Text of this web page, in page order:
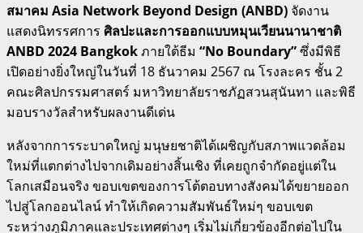
สมาคม Asia Network Beyond Design (ANBD) จัดงาน
แสดงนิทรรศการ ศิลปะและการออกแบบหมุนเวียนนานาชาติ
ANBD 2024 Bangkokภายใต้ธีม “No Boundary”ซึ่งมีพิธี
เปิดอย่างยิ่งใหญ่ในวันที่ 18 ธันวาคม 2567 ณ โรงละคร ชั้น 2
คณะศิลปกรรมศาสตร์ มหาวิทยาลัยราชภัฏสวนสุนันทา และพิธี
มอบรางวัลสำหรับผลงานดีเด่น
หลังจากการระบาดใหญ่ มนุษยชาติได้เผชิญกับสภาพแวดล้อม
ใหม่ที่แตกต่างไปจากเดิมอย่างสิ้นเชิง ที่เคยถูกจำกัดอยู่แต่ใน
โลกเสมือนจริง ขอบเขตของการโต้ตอบทางสังคมได้ขยายออก
ไปสู่โลกออนไลน์ ทำให้เกิดความสัมพันธ์ใหม่ๆ ขอบเขต
ระหว่างภูมิภาคและประเทศต่างๆ เริ่มไม่เกี่ยวข้องอีกต่อไปใน